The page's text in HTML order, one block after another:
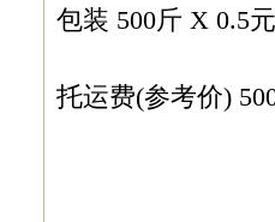
包装 500斤 X 0.5
托运费(参考价)